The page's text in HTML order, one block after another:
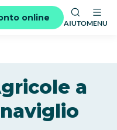
online
AIUTOMENU
a